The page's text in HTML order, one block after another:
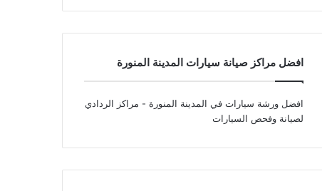
افضل مراكز صيانة سيارات المدينة المنورة
افضل ورشة سيارات في المدينة المنورة - مراكز الردادي
لصيانة وفحص السيارات